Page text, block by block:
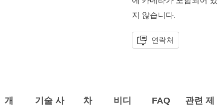
지 않습니다.
연락처
개
기술 사
차
비디
FAQ
관련 제